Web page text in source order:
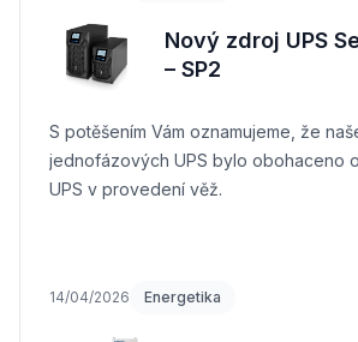
Nový zdroj UPS
– SP2
S potěšením Vám oznamujeme, že
jednofázových UPS bylo obohaceno
UPS v provedení věž.
14/04/2026 Energetika